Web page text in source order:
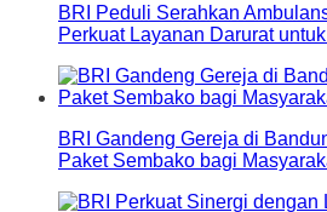
BRI Peduli Serahkan
Perkuat Layanan Darurat
BRI Gandeng Gereja di
Paket Sembako bagi